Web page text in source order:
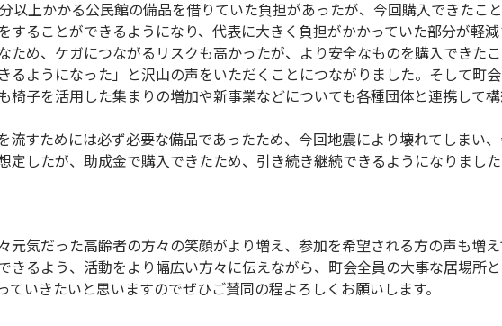
以上かかる公民館の備品を借りていた負担があったが、今回購入できたこ
することができるようになり、代表に大きく負担がかかっていた部分が軽
ため、ケガにつながるリスクも高かったが、より安全なものを購入できた
るようになった」と沢山の声をいただくことにつながりました。そして町
椅子を活用した集まりの増加や新事業などについても各種団体と連携して
流すためには必ず必要な備品であったため、今回地震により壊れてしまい
したが、助成金で購入できたため、引き続き継続できるようになりました
気だった高齢者の方々の笑顔がより増え、参加を希望される方の声も増え
きるよう、活動をより幅広い方々に伝えながら、町会全員の大事な居場所
いきたいと思いますのでぜひご賛同の程よろしくお願いします。